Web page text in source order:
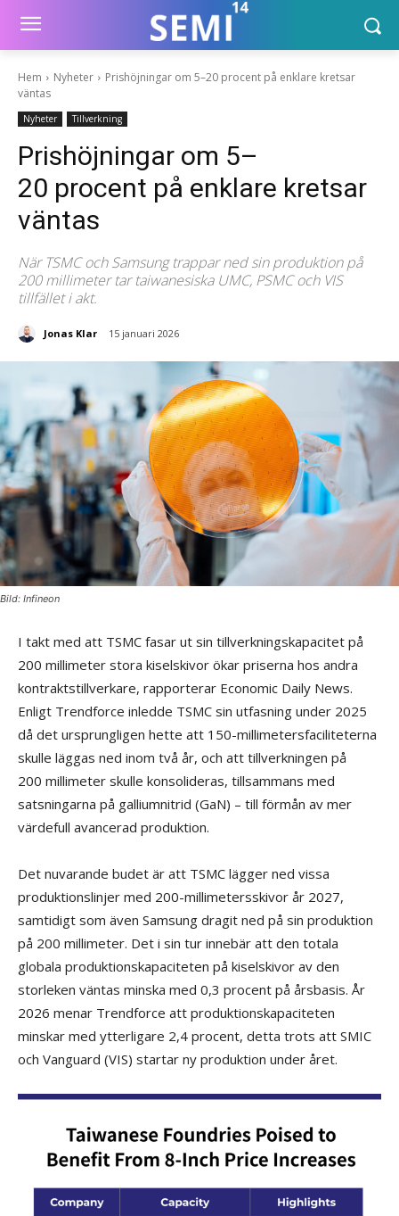
Hem Nyheter
Prishöjningar om 5–20 procent på enklare kretsar
väntas
Nyheter Tillverkning
Prishöjningar om 5–
20 procent på enklare kretsar
väntas
När TSMC och Samsung trappar ned sin produktion på
200 millimeter tar taiwanesiska UMC, PSMC och VIS
tillfället i akt.
Jonas Klar 15 januari 2026
Bild: Infineon
I takt med att TSMC fasar ut sin tillverkningskapacitet på
200 millimeter stora kiselskivor ökar priserna hos andra
kontraktstillverkare, rapporterar Economic Daily News.
Enligt Trendforce inledde TSMC sin utfasning under 2025
då det ursprungligen hette att 150-millimetersfaciliteterna
skulle läggas ned inom två år, och att tillverkningen på
200 millimeter skulle konsolideras, tillsammans med
satsningarna på galliumnitrid (GaN) – till förmån av mer
värdefull avancerad produktion.
Det nuvarande budet är att TSMC lägger ned vissa
produktionslinjer med 200-millimetersskivor år 2027,
samtidigt som även Samsung dragit ned på sin produktion
på 200 millimeter. Det i sin tur innebär att den totala
globala produktionskapaciteten på kiselskivor av den
storleken väntas minska med 0,3 procent på årsbasis. År
2026 menar Trendforce att produktionskapaciteten
minskar med ytterligare 2,4 procent, detta trots att SMIC
och Vanguard (VIS) startar ny produktion under året.